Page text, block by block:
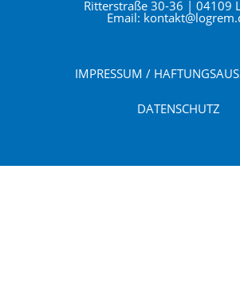
Ritterstraße 30-36 | 04109
Email:
IMPRESSUM /
DATENSCHUTZ